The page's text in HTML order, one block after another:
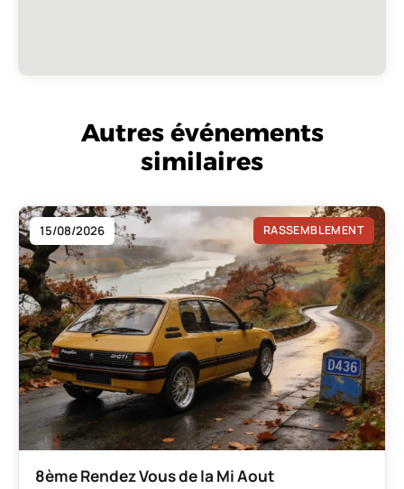
Autres événements
similaires
15/08/2026 RASSEMBLEMENT
8ème Rendez Vous de la Mi Aout